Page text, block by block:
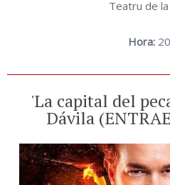
Teatru de
Hora:
'La capital del
Dávila